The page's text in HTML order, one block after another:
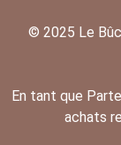
© 2025 Le
En tant que
achats